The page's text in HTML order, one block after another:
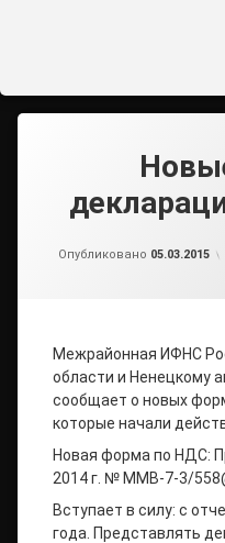
Опубликовано 05.03.2015
Межрайонная ИФНС
области и Ненецкому
сообщает о новых
которые начали
Новая форма по НДС:
2014 г. № ММВ-7-3/
Вступает в силу: с
года. Представлять